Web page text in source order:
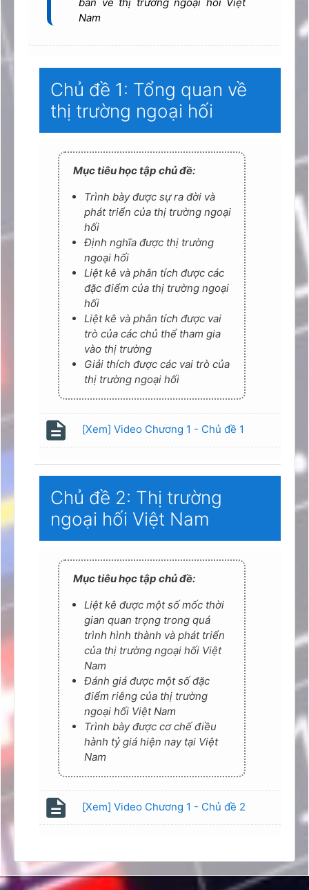
Nam
Chủ đề 1: Tổng quan về
thị trường ngoại hối
Mục tiêu học tập chủ đề:
Trình bày được sự ra đời và
phát triển của thị trường ngoại
hối
Định nghĩa được thị trường
ngoại hối
Liệt kê và phân tích được các
đặc điểm của thị trường ngoại
hối
Liệt kê và phân tích được vai
trò của các chủ thể tham gia
vào thị trường
Giải thích được các vai trò của
thị trường ngoại hối
[Xem] Video Chương 1 - Chủ đề 1
Page
Chủ đề 2: Thị trường
ngoại hối Việt Nam
Mục tiêu học tập chủ đề:
Liệt kê được một số mốc thời
gian quan trọng trong quá
trình hình thành và phát triển
của thị trường ngoại hối Việt
Nam
Đánh giá được một số đặc
điểm riêng của thị trường
ngoại hối Việt Nam
Trình bày được cơ chế điều
hành tỷ giá hiện nay tại Việt
Nam
[Xem] Video Chương 1 - Chủ đề 2
Page